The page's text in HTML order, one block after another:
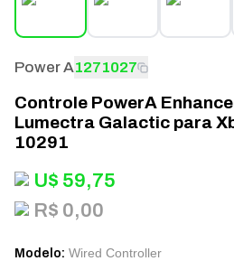
Power A1271027
Controle PowerA
Lumectra Galactic para
10291
U$ 59,75
R$ 0,00
Modelo: Wired Controller